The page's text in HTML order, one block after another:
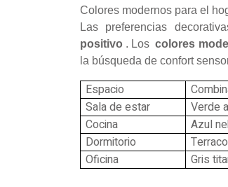
Colores modernos para el
Las preferencias
positivo . Loscolores
la búsqueda de confort
Espacio
Sala de estar
Verde
Cocina
Azul
Dormitorio
Oficina
Gris